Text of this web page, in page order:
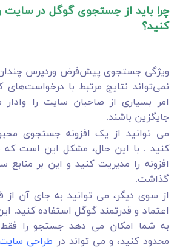
چرا باید از جستجوی گوگل در سایت
کنید؟
ویژگی جستجوی پیش‌فرض وردپرس
نمی‌تواند نتایج مرتبط با درخواست‌های
امر بسیاری از صاحبان سایت را
جایگزین باشند.
می توانید از یک افزونه جستجوی
کنید . با این حال، مشکل این است که
افزونه را مدیریت کنید و این بر منابع
گذاشت.
از سوی دیگر، می توانید به جای آن از
اعتماد و قدرتمند گوگل استفاده کنید.
به شما امکان می دهد جستجو را
محدود کنید، و می تواند در طراحی